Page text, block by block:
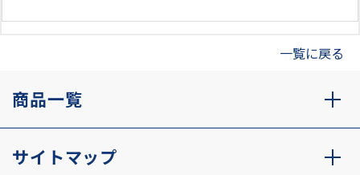
一覧に戻る
商品一覧
サイトマップ